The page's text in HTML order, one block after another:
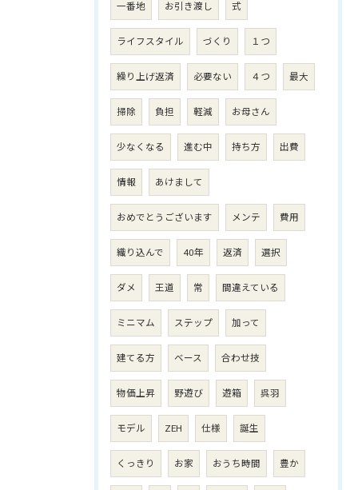
一番地 お引き渡し 式
ライフスタイル づくり １つ
繰り上げ返済 必要ない ４つ 最大
掃除 負担 軽減 お母さん
少なくなる 進む中 持ち方 出費
情報 あけまして
おめでとうございます メンテ 費用
織り込んで 40年 返済 選択
ダメ 王道 常 間違えている
ミニマム ステップ 加って
建てる方 ベース 合わせ技
物価上昇 野遊び 遊箱 呉羽
モデル ZEH 仕様 誕生
くっきり お家 おうち時間 豊か